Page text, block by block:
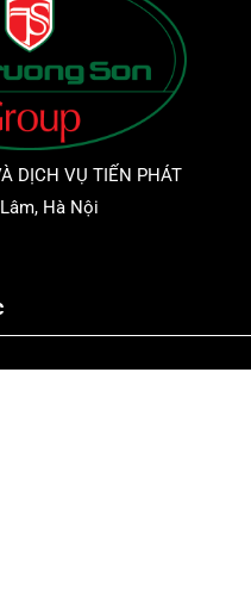
DỊCH VỤ TIẾN PHÁT
Hà Nội